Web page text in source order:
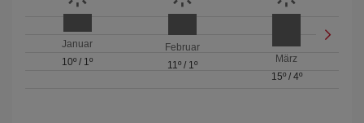
Januar
10º / 1º
Februar
11º/ 1º
März
15º/ 4º